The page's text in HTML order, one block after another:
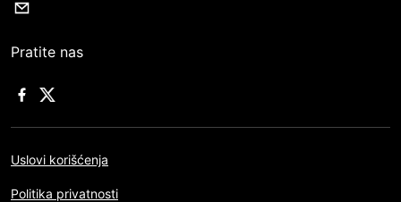
Pratite nas
Uslovi korišćenja
Politika privatnosti